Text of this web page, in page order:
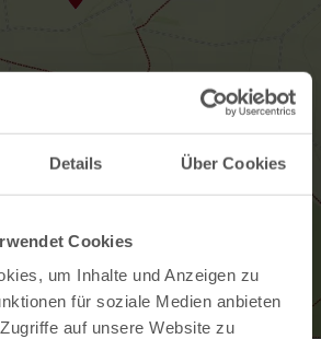
Details Über Cookies
Cookies
um Inhalte und Anzeigen zu
für soziale Medien anbieten
auf unsere Website zu